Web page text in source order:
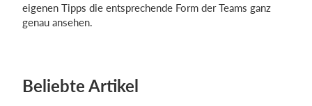
eigenen Tipps die entsprechende Form der Teams ganz
genau ansehen.
Beliebte Artikel